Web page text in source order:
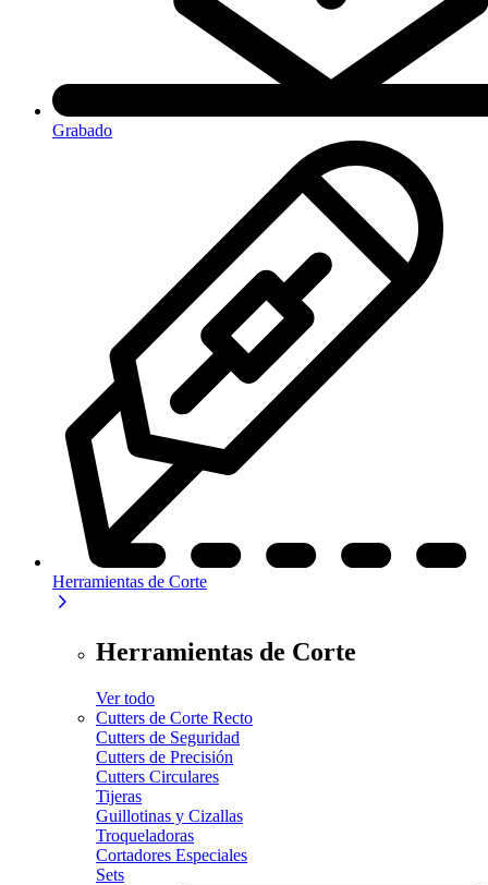
Grabado
Herramientas de Corte
Herramientas de Corte
Ver todo
Cutters de Corte Recto
Cutters de Seguridad
Cutters de Precisión
Cutters Circulares
Tijeras
Guillotinas y Cizallas
Troqueladoras
Cortadores Especiales
Sets